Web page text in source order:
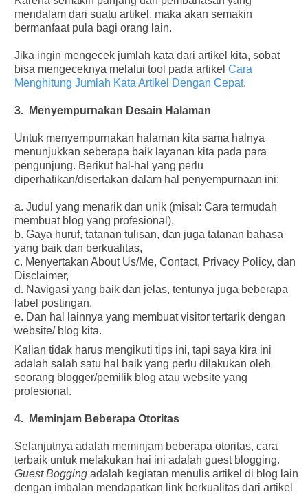
mendalam dari suatu artikel, maka akan semakin
bermanfaat pula bagi orang lain.
Jika ingin mengecek jumlah kata dari artikel kita, sobat
bisa mengeceknya melalui tool pada artikel Cara
Menghitung Jumlah Kata Artikel Dengan Cepat.
3. Menyempurnakan Desain Halaman
Untuk menyempurnakan halaman kita sama halnya
menunjukkan seberapa baik layanan kita pada para
pengunjung. Berikut hal-hal yang perlu
diperhatikan/disertakan dalam hal penyempurnaan ini:
a. Judul yang menarik dan unik (misal: Cara termudah
membuat blog yang profesional),
b. Gaya huruf, tatanan tulisan, dan juga tatanan bahasa
yang baik dan berkualitas,
c. Menyertakan About Us/Me, Contact, Privacy Policy, dan
Disclaimer,
d. Navigasi yang baik dan jelas, tentunya juga beberapa
label postingan,
e. Dan hal lainnya yang membuat visitor tertarik dengan
website/ blog kita.
Kalian tidak harus mengikuti tips ini, tapi saya kira ini
adalah salah satu hal baik yang perlu dilakukan oleh
seorang blogger/pemilik blog atau website yang
profesional.
4. Meminjam Beberapa Otoritas
Selanjutnya adalah meminjam beberapa otoritas, cara
terbaik untuk melakukan hai ini adalah guest blogging.
Guest Boggingadalah kegiatan menulis artikel di blog lain
dengan imbalan mendapatkan link berkualitas dari artikel